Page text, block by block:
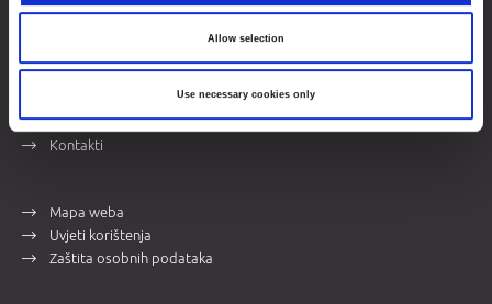
Allow selection
Use necessary cookies only
Ivana Lučića 2a, 10000 Zagreb, Hrvatska
Trgovački sud u Zagrebu, MBS 080034217
Više o burzi
Kontakti
Mapa weba
Uvjeti korištenja
Zaštita osobnih podataka